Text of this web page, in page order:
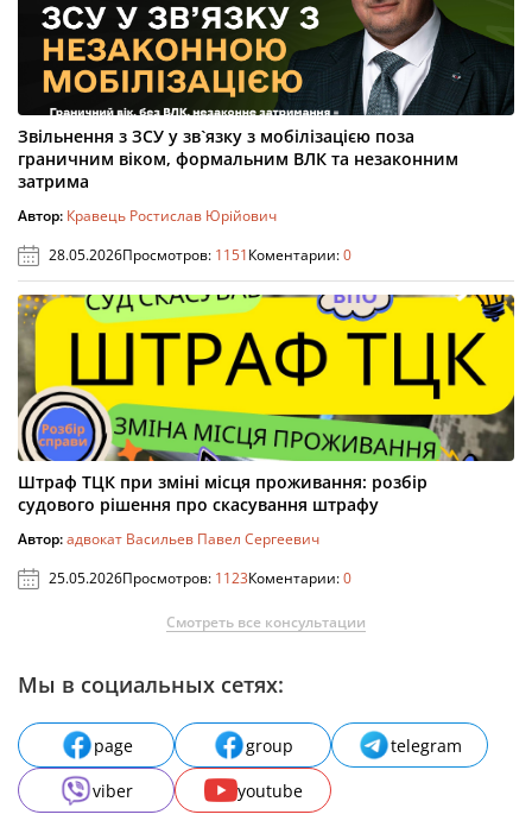
Звільнення з ЗСУ у зв`язку з мобілізацією поза
граничним віком, формальним ВЛК та незаконним
затрима
Автор: Кравець Ростислав Юрійович
28.05.2026Просмотров: 1151Коментарии:0
Штраф ТЦК при зміні місця проживання: розбір
судового рішення про скасування штрафу
Автор:адвокат Васильев Павел Сергеевич
25.05.2026Просмотров: 1123Коментарии:0
Смотреть все консультации
Мы в социальных сетях:
page group
telegram
viber
youtube